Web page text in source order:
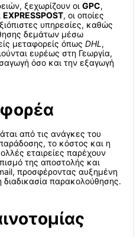
ξεχωρίζουν οι GPC,
EXPRESSPOST, οι οποίες
υπηρεσίες, καθώς
δεμάτων μέσω
μεταφορείς όπως DHL ,
ευρέως στη Γεωργία,
όσο και την εξαγωγή
από τις ανάγκες του
το κόστος και η
εταιρείες παρέχουν
της αποστολής και
προσφέροντας αυξημένη
παρακολούθησης.